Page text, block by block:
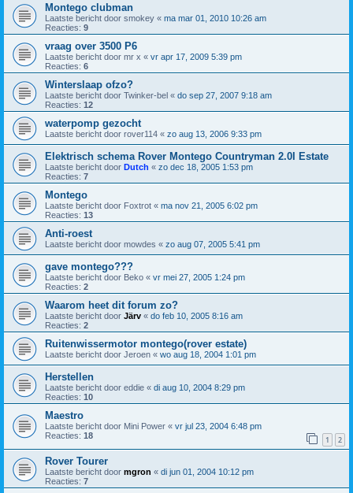
Montego clubman
Laatste bericht door smokey « ma mar 01, 2010 10:26 am
Reacties: 9
vraag over 3500 P6
Laatste bericht door mr x « vr apr 17, 2009 5:39 pm
Reacties: 6
Winterslaap ofzo?
Laatste bericht door Twinker-bel « do sep 27, 2007 9:18 am
Reacties: 12
waterpomp gezocht
Laatste bericht door rover114 « zo aug 13, 2006 9:33 pm
Elektrisch schema Rover Montego Countryman 2.0I Estate
Laatste bericht door Dutch « zo dec 18, 2005 1:53 pm
Reacties: 7
Montego
Laatste bericht door Foxtrot « ma nov 21, 2005 6:02 pm
Reacties: 13
Anti-roest
Laatste bericht door mowdes « zo aug 07, 2005 5:41 pm
gave montego???
Laatste bericht door Beko « vr mei 27, 2005 1:24 pm
Reacties: 2
Waarom heet dit forum zo?
Laatste bericht door Järv « do feb 10, 2005 8:16 am
Reacties: 2
Ruitenwissermotor montego(rover estate)
Laatste bericht door Jeroen « wo aug 18, 2004 1:01 pm
Herstellen
Laatste bericht door eddie « di aug 10, 2004 8:29 pm
Reacties: 10
Maestro
Laatste bericht door Mini Power « vr jul 23, 2004 6:48 pm
Reacties: 18 1 2
Rover Tourer
Laatste bericht door mgron « di jun 01, 2004 10:12 pm
Reacties: 7